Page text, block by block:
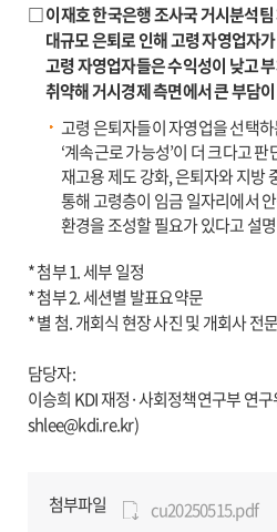
□ 이재호 한국은행 조사국 거시분석
대규모 은퇴로 인해 고령 자영업자
고령 자영업자들은 수익성이 낮고
취약해 거시경제 측면에서 큰 부담
고령 은퇴자들이 자영업을 선택
‘계속근로 가능성’이 더 크다고
재고용 제도 강화, 은퇴자와 지방
통해 고령층이 임금 일자리에서
환경을 조성할 필요가 있다고 설명
* 첨부 1. 세부 일정
* 첨부 2. 세션별 발표요약문
* 별 첨. 개회식 현장 사진 및 개회사 전
담당자:
이승희 KDI 재정·사회정책연구부 연
shlee@kdi.re.kr)
첨부파일 cu20250515.pdf